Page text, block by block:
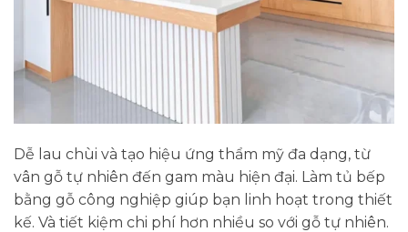
Dễ lau chùi và tạo hiệu ứng thẩm mỹ đa dạng, từ
vân gỗ tự nhiên đến gam màu hiện đại. Làm tủ bếp
bằng gỗ công nghiệp giúp bạn linh hoạt trong thiết
kế. Và tiết kiệm chi phí hơn nhiều so với gỗ tự nhiên.